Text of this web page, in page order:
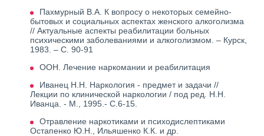
Пахмурный В.А. К вопросу о некоторых семейно-
бытовых и социальных аспектах женского алкоголизма
// Актуальные аспекты реабилитации больных
психическими заболеваниями и алкоголизмом. – Курск,
1983. – С. 90-91
ООН. Лечение наркомании и реабилитация
Иванец Н.Н. Наркология - предмет и задачи //
Лекции по клинической наркологии / под ред. Н.Н.
Иванца. - М., 1995.- С.6-15.
Отравление наркотиками и психодислептиками
Остапенко Ю.Н., Ильяшенко К.К. и др.